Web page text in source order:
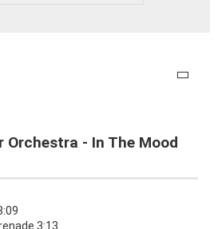
Orchestra - In The Mood
3:13